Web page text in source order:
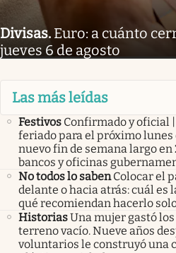
Divisas. Euro: a cuánto
jueves 6 de agosto
Las más leídas
Festivos Confirmado y oficial
feriado para el próximo lunes
nuevo fin de semana largo
bancos y oficinas
No todos lo saben Colocar el
delante o hacia atrás: cuál es
qué recomiendan hacerlo
HistoriasUna mujer gastó
terreno vacío. Nueve años
voluntarios le construyó una